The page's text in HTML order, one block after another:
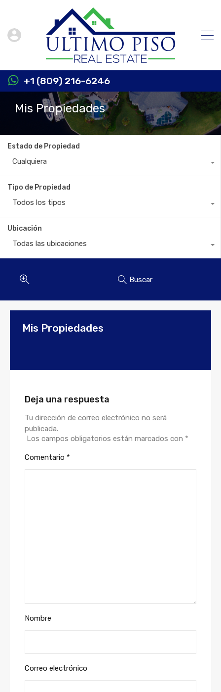
+1 (809) 216-6246
Mis Propiedades
Estado de Propiedad
Cualquiera
Tipo de Propiedad
Todos los tipos
Ubicación
Todas las ubicaciones
Buscar
Mis Propiedades
Deja una respuesta
Tu dirección de correo electrónico no será
publicada.
Los campos obligatorios están marcados con *
Comentario *
Nombre
Correo electrónico